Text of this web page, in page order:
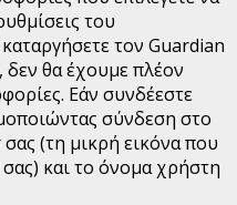
του
τον Guardian
δεν θα έχουμε πλέον
Εάν συνδέεστε
σύνδεση στο
(τη μικρή εικόνα που
και το όνομα χρήστη